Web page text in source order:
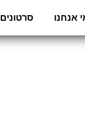
אנחנו סרטונים